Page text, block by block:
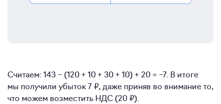
Считаем: 143 − (120 + 10 + 30 + 10) + 20 = −7. В итоге
мы получили убыток 7 ₽, даже приняв во внимание то,
что можем возместить НДС (20 ₽).